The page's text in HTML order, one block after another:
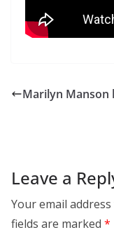
Marilyn Manson
Leave a
Your email
fields are marked *